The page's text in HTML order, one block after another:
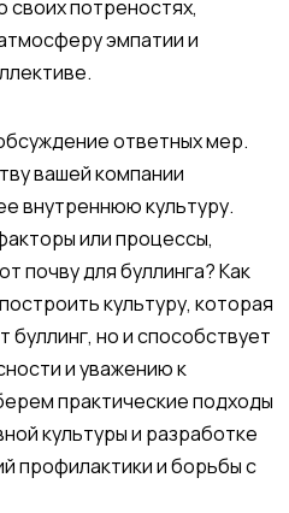
своих потреностях,
эмпатии и
ответных мер.
вашей компании
внутреннюю культуру.
или процессы,
почву для буллинга? Как
культуру, которая
но и способствует
и уважению к
практические подходы
культуры и разработке
профилактики и борьбы с